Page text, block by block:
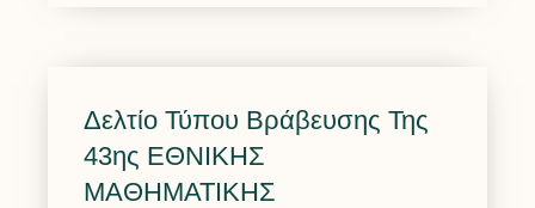
Δελτίο Τύπου Βράβευσης Της
43ης ΕΘΝΙΚΗΣ
ΜΑΘΗΜΑΤΙΚΗΣ